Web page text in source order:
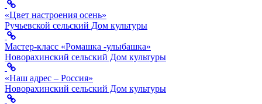
«Цвет настроения осень»
Ручьевской сельский Дом культуры
Мастер-класс «Ромашка -улыбашка»
Новорахинский сельский Дом культуры
«Наш адрес – Россия»
Новорахинский сельский Дом культуры